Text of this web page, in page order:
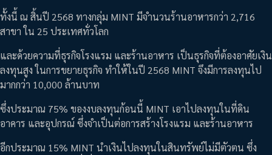
ทั้งนี้ ณ สิ้นปี 2568 ทางกลุ่ม MINT มีจำนวนร้านอาหารกว่า 2,716
สาขา ใน 25 ประเทศทั่วโลก
และด้วยความที่ธุรกิจโรงแรม และร้านอาหาร เป็นธุรกิจที่ต้องอาศัยเงิน
ลงทุนสูง ในการขยายธุรกิจ ทำให้ในปี 2568 MINT จึงมีการลงทุนไป
มากกว่า 10,000 ล้านบาท
ซึ่งประมาณ 75% ของงบลงทุนก้อนนี้ MINT เอาไปลงทุนในที่ดิน
อาคาร และอุปกรณ์ ซึ่งจำเป็นต่อการสร้างโรงแรม และร้านอาหาร
อีกประมาณ 15% MINT นำเงินไปลงทุนในสินทรัพย์ไม่มีตัวตน ซึ่ง